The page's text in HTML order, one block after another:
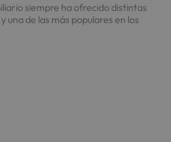
siempre ha ofrecido distintas
una de las más populares en los